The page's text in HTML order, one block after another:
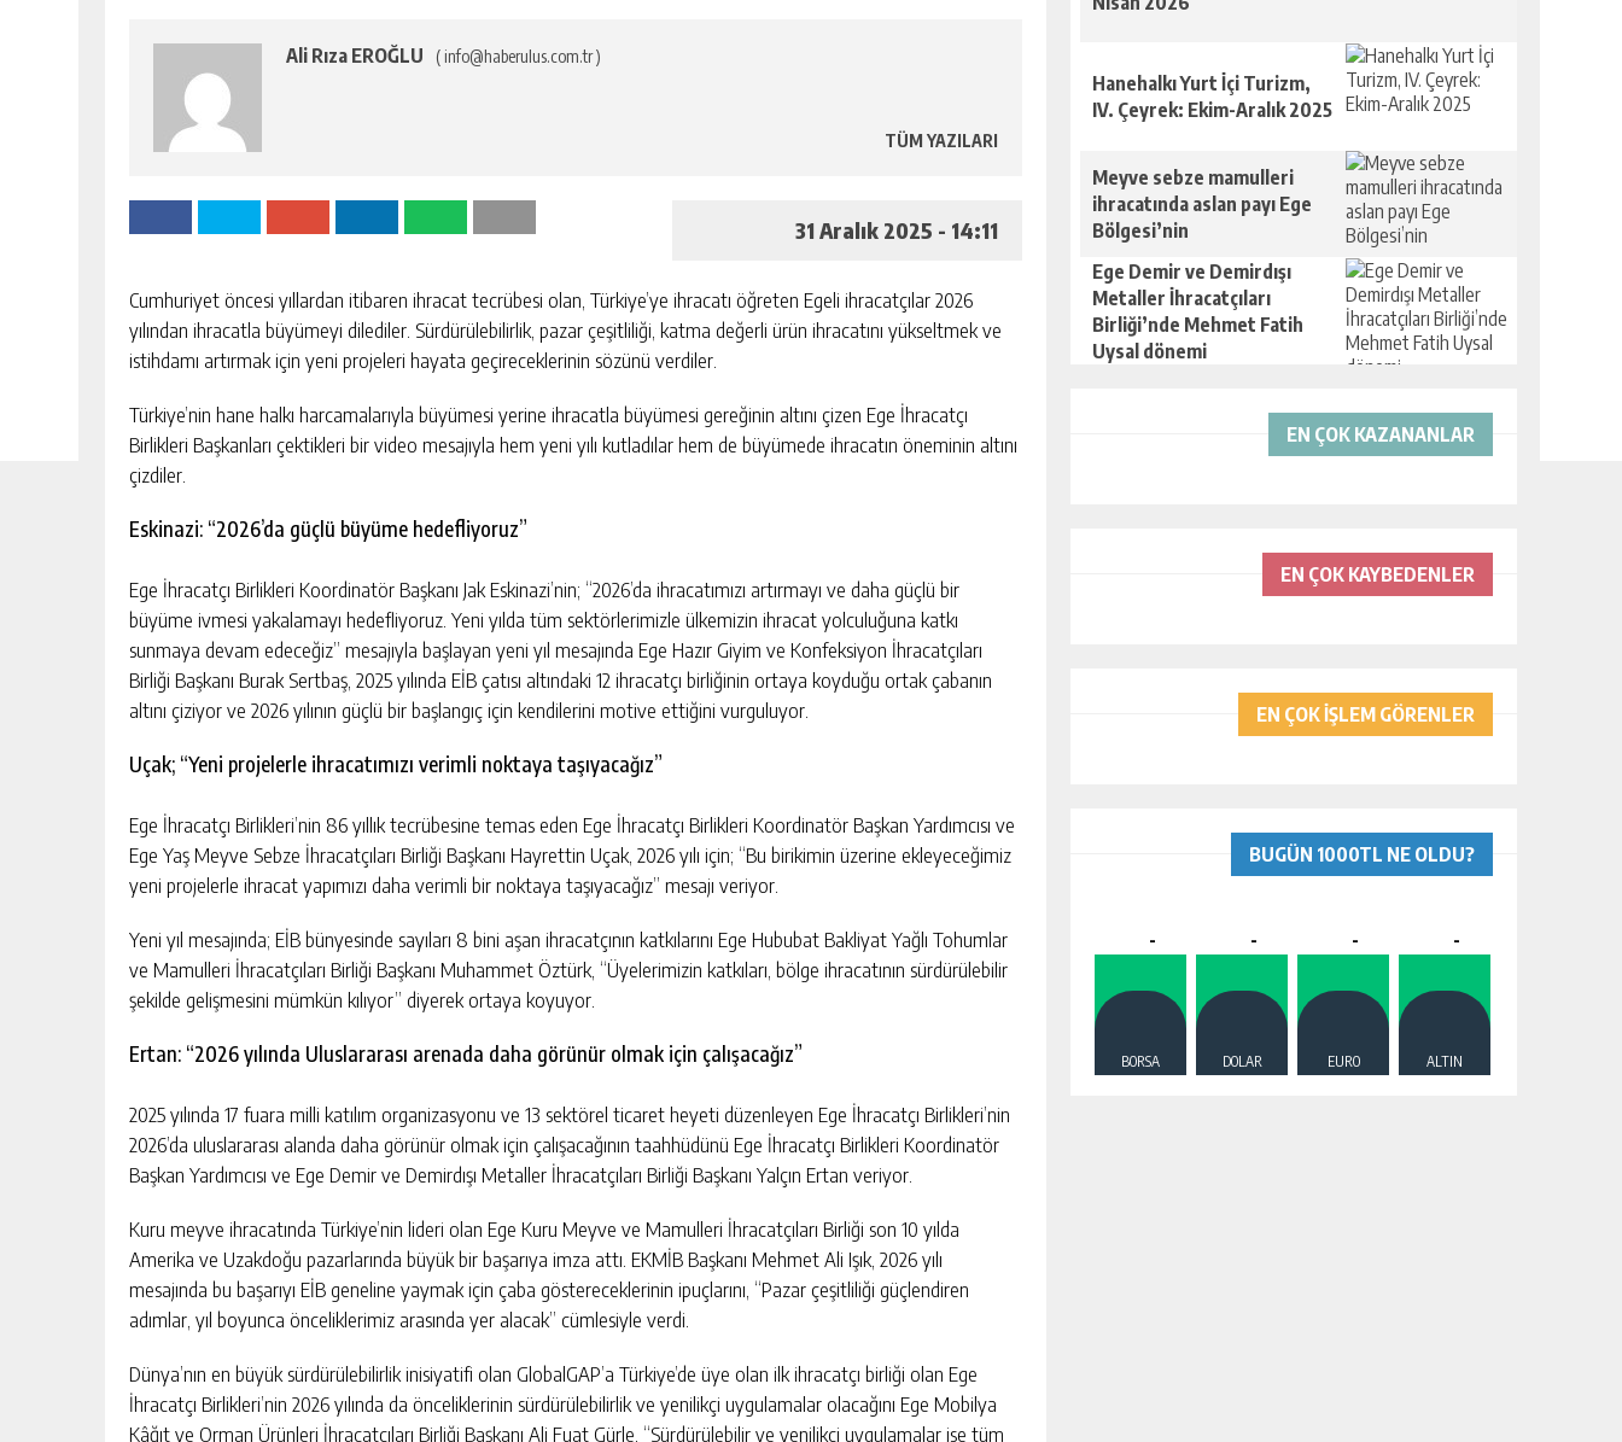
Ali Rıza EROĞLU ( info@haberulus.com.tr )
TÜM YAZILARI
31 Aralık 2025 - 14:11
Cumhuriyet öncesi yıllardan itibaren ihracat tecrübesi olan, Türkiye’ye ihracatı öğreten Egeli ihracatçılar 2026
yılından ihracatla büyümeyi dilediler. Sürdürülebilirlik, pazar çeşitliliği, katma değerli ürün ihracatını yükseltmek ve
istihdamı artırmak için yeni projeleri hayata geçireceklerinin sözünü verdiler.
Türkiye’nin hane halkı harcamalarıyla büyümesi yerine ihracatla büyümesi gereğinin altını çizen Ege İhracatçı
Birlikleri Başkanları çektikleri bir video mesajıyla hem yeni yılı kutladılar hem de büyümede ihracatın öneminin altını
çizdiler.
Eskinazi: “2026’da güçlü büyüme hedefliyoruz”
Ege İhracatçı Birlikleri Koordinatör Başkanı Jak Eskinazi’nin; “2026’da ihracatımızı artırmayı ve daha güçlü bir
büyüme ivmesi yakalamayı hedefliyoruz. Yeni yılda tüm sektörlerimizle ülkemizin ihracat yolculuğuna katkı
sunmaya devam edeceğiz” mesajıyla başlayan yeni yıl mesajında Ege Hazır Giyim ve Konfeksiyon İhracatçıları
Birliği Başkanı Burak Sertbaş, 2025 yılında EİB çatısı altındaki 12 ihracatçı birliğinin ortaya koyduğu ortak çabanın
altını çiziyor ve 2026 yılının güçlü bir başlangıç için kendilerini motive ettiğini vurguluyor.
Uçak; “Yeni projelerle ihracatımızı verimli noktaya taşıyacağız”
Ege İhracatçı Birlikleri’nin 86 yıllık tecrübesine temas eden Ege İhracatçı Birlikleri Koordinatör Başkan Yardımcısı ve
Ege Yaş Meyve Sebze İhracatçıları Birliği Başkanı Hayrettin Uçak, 2026 yılı için; “Bu birikimin üzerine ekleyeceğimiz
yeni projelerle ihracat yapımızı daha verimli bir noktaya taşıyacağız” mesajı veriyor.
Yeni yıl mesajında; EİB bünyesinde sayıları 8 bini aşan ihracatçının katkılarını Ege Hububat Bakliyat Yağlı Tohumlar
ve Mamulleri İhracatçıları Birliği Başkanı Muhammet Öztürk, “Üyelerimizin katkıları, bölge ihracatının sürdürülebilir
şekilde gelişmesini mümkün kılıyor” diyerek ortaya koyuyor.
Ertan: “2026 yılında Uluslararası arenada daha görünür olmak için çalışacağız”
2025 yılında 17 fuara milli katılım organizasyonu ve 13 sektörel ticaret heyeti düzenleyen Ege İhracatçı Birlikleri’nin
2026’da uluslararası alanda daha görünür olmak için çalışacağının taahhüdünü Ege İhracatçı Birlikleri Koordinatör
Başkan Yardımcısı ve Ege Demir ve Demirdışı Metaller İhracatçıları Birliği Başkanı Yalçın Ertan veriyor.
Kuru meyve ihracatında Türkiye’nin lideri olan Ege Kuru Meyve ve Mamulleri İhracatçıları Birliği son 10 yılda
Amerika ve Uzakdoğu pazarlarında büyük bir başarıya imza attı. EKMİB Başkanı Mehmet Ali Işık, 2026 yılı
mesajında bu başarıyı EİB geneline yaymak için çaba göstereceklerinin ipuçlarını, “Pazar çeşitliliği güçlendiren
adımlar, yıl boyunca önceliklerimiz arasında yer alacak” cümlesiyle verdi.
Dünya’nın en büyük sürdürülebilirlik inisiyatifi olan GlobalGAP’a Türkiye’de üye olan ilk ihracatçı birliği olan Ege
İhracatçı Birlikleri’nin 2026 yılında da önceliklerinin sürdürülebilirlik ve yenilikçi uygulamalar olacağını Ege Mobilya
Kâğıt ve Orman Ürünleri İhracatçıları Birliği Başkanı Ali Fuat Gürle, “Sürdürülebilir ve yenilikçi uygulamalar ise tüm
Hanehalkı Yurt İçi Turizm,
IV. Çeyrek: Ekim-Aralık 2025
Meyve sebze mamulleri
ihracatında aslan payı Ege
Bölgesi’nin
Ege Demir ve Demirdışı
Metaller İhracatçıları
Birliği’nde Mehmet Fatih
Uysal dönemi
EN ÇOK KAZANANLAR
EN ÇOK KAYBEDENLER
EN ÇOK İŞLEM GÖRENLER
BUGÜN 1000TL NE OLDU?
-
BORSA
-
DOLAR
-
EURO
-
ALTIN